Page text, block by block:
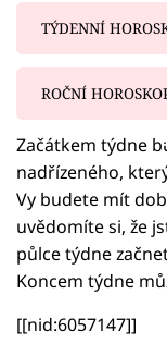
TÝDENNÍ
ROČNÍ
Začátkem týdne
nadřízeného,
Vy budete mít
uvědomíte si, že
půlce týdne
Koncem týdne
[[nid:6057147]]